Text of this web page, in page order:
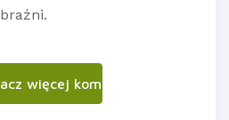
więcej komentarzy